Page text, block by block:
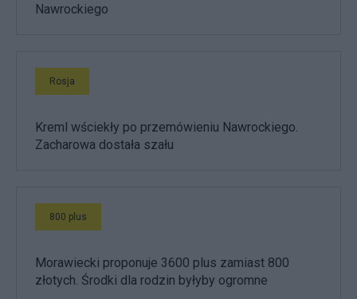
Nawrockiego
Rosja
Kreml wściekły po przemówieniu Nawrockiego.
Zacharowa dostała szału
800 plus
Morawiecki proponuje 3600 plus zamiast 800
złotych. Środki dla rodzin byłyby ogromne